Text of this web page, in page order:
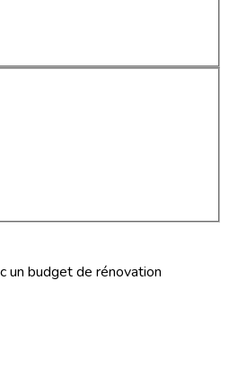
un budget de rénovation